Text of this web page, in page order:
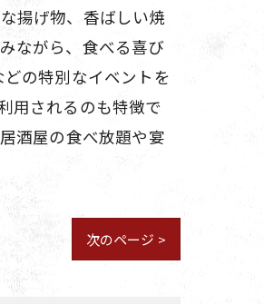
揚げ物、香ばしい焼
ながら、食べる喜び
の特別なイベントを
用されるのも特徴で
酒屋の食べ放題や宴
次のページ >